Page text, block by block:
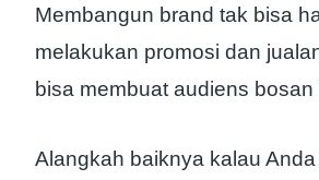
Membangun brand tak bisa
melakukan promosi dan
bisa membuat audiens bosan
Alangkah baiknya kalau